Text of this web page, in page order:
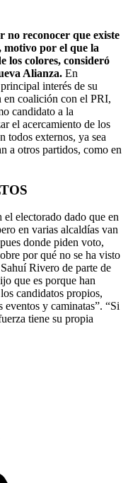
reconocer que existe
motivo por el que la
los colores, consideró
Alianza. En
interés de su
en coalición con el PRI,
candidato a la
el acercamiento de los
todos externos, ya sea
a otros partidos, como en
electorado dado que en
en varias alcaldías van
donde piden voto,
por qué no se ha visto
Rivero de parte de
que es porque han
candidatos propios,
y caminatas”. “Si
tiene su propia